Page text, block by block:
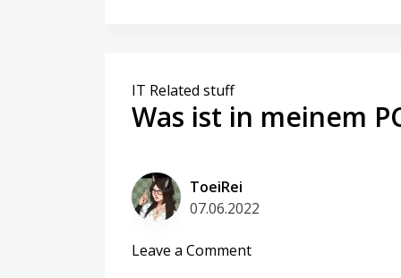
à
IT Related stuff
Was ist in meinem
ToeiRei
07.06.2022
Leave a Commenton